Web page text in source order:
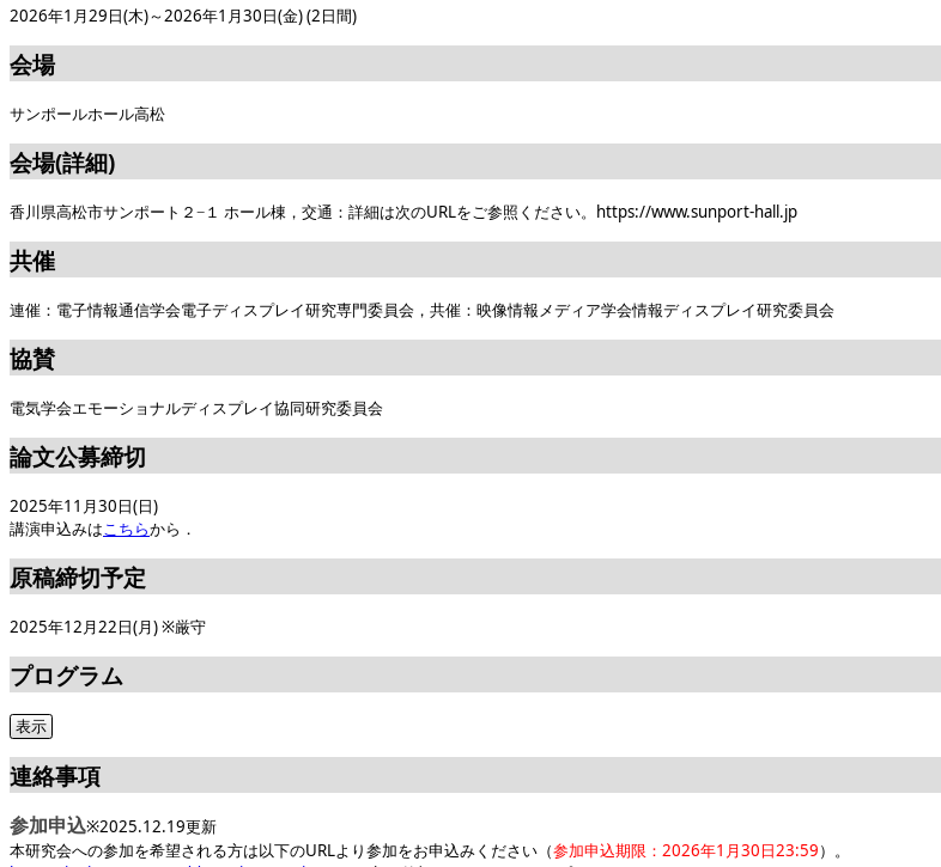
2026年1月29日(木)～2026年1月30日(金) (2日間)
会場
サンポールホール高松
会場(詳細)
香川県高松市サンポート２−１ ホール棟，交通：詳細は次のURLをご参照ください。https://www.sunport-hall.jp
共催
連催：電子情報通信学会電子ディスプレイ研究専門委員会，共催：映像情報メディア学会情報ディスプレイ研究委員会
協賛
電気学会エモーショナルディスプレイ協同研究委員会
論文公募締切
2025年11月30日(日)
講演申込みはこちらから．
原稿締切予定
2025年12月22日(月) ※厳守
プログラム
連絡事項
参加申込※2025.12.19更新
本研究会への参加を希望される方は以下のURLより参加をお申込みください（参加申込期限：2026年1月30日23:59）。